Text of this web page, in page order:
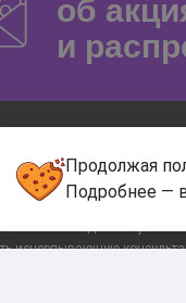
об
и
объединить
заказ и доставку
исчерпывающую
Продолжая
Подробнее —